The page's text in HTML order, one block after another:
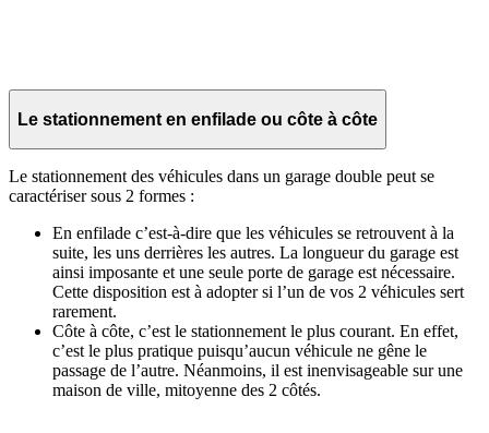
Le stationnement en enfilade ou côte à côte
Le stationnement des véhicules dans un garage double peut se
caractériser sous 2 formes :
En enfilade c’est-à-dire que les véhicules se retrouvent à la
suite, les uns derrières les autres. La longueur du garage est
ainsi imposante et une seule porte de garage est nécessaire.
Cette disposition est à adopter si l’un de vos 2 véhicules sert
rarement.
Côte à côte, c’est le stationnement le plus courant. En effet,
c’est le plus pratique puisqu’aucun véhicule ne gêne le
passage de l’autre. Néanmoins, il est inenvisageable sur une
maison de ville, mitoyenne des 2 côtés.